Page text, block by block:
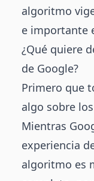
algoritmo
e importante
¿Qué quiere
de Google?
Primero que
algo sobre
Mientras
experiencia
algoritmo es